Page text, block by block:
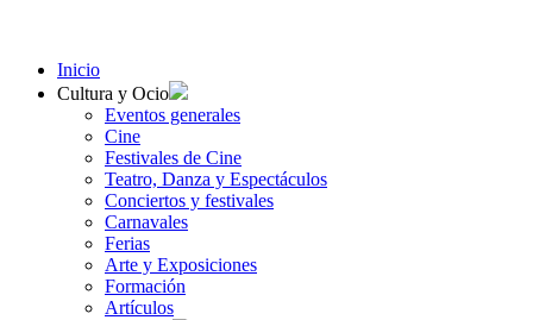
Inicio
Cultura y Ocio
Eventos generales
Cine
Festivales de Cine
Teatro, Danza y Espectáculos
Conciertos y festivales
Carnavales
Ferias
Arte y Exposiciones
Formación
Artículos